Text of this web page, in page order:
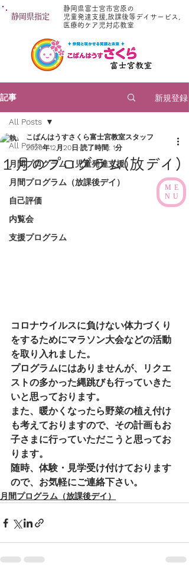
静岡県指定
静岡県富士宮市宮原の
児童発達支援,放課後等デイサービス,
医療的ケア児対応教室
ME
NU
記事 新規登録
All Posts
月間プログラム（児童発達支援）
月間プログラム（放課後デイ）
自己評価
内覧会
支援プログラム
All Posts
１月のプログラム(放デイ)
こぱんはうすさくら富士宮教室スタッフ
2020年12月20日 読了時間: 1分
コロナウイルスに負けない体力づくり
をするためにマラソン大会などの活動
を取り入れました。
プログラムにはありませんが、リクエ
ストの多かった縄跳びも行っていきた
いと思っております。
また、暖かくなったら野菜の植え付け
も考えておりますので、その計画もお
子さまに行っていただこうと思ってお
ります。
随時、体験・見学受け付けております
ので、お気軽にご連絡下さい。
月間プログラム（放課後デイ）